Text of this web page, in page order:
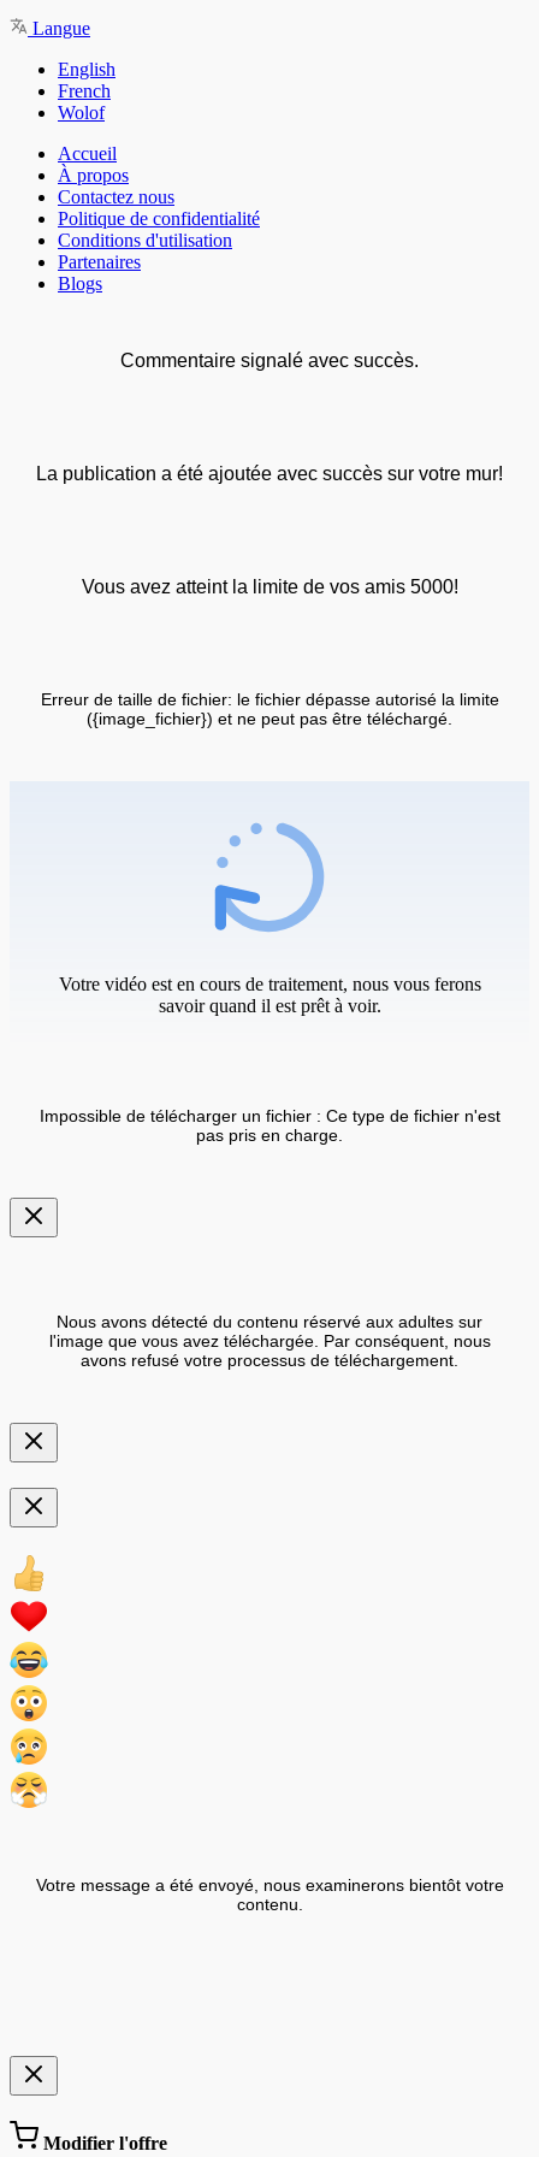
Langue
English
French
Wolof
Accueil
À propos
Contactez nous
Politique de confidentialité
Conditions d'utilisation
Partenaires
Blogs
Commentaire signalé avec succès.
La publication a été ajoutée avec succès sur votre mur!
Vous avez atteint la limite de vos amis 5000!
Erreur de taille de fichier: le fichier dépasse autorisé la limite
({image_fichier}) et ne peut pas être téléchargé.
Votre vidéo est en cours de traitement, nous vous ferons
savoir quand il est prêt à voir.
Impossible de télécharger un fichier : Ce type de fichier n'est
pas pris en charge.
Nous avons détecté du contenu réservé aux adultes sur
l'image que vous avez téléchargée. Par conséquent, nous
avons refusé votre processus de téléchargement.
Votre message a été envoyé, nous examinerons bientôt votre
contenu.
Modifier l'offre